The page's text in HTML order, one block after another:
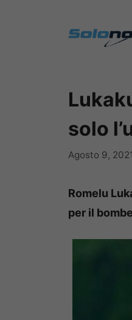
solo
Agosto 9, 2021
Romelu
per il